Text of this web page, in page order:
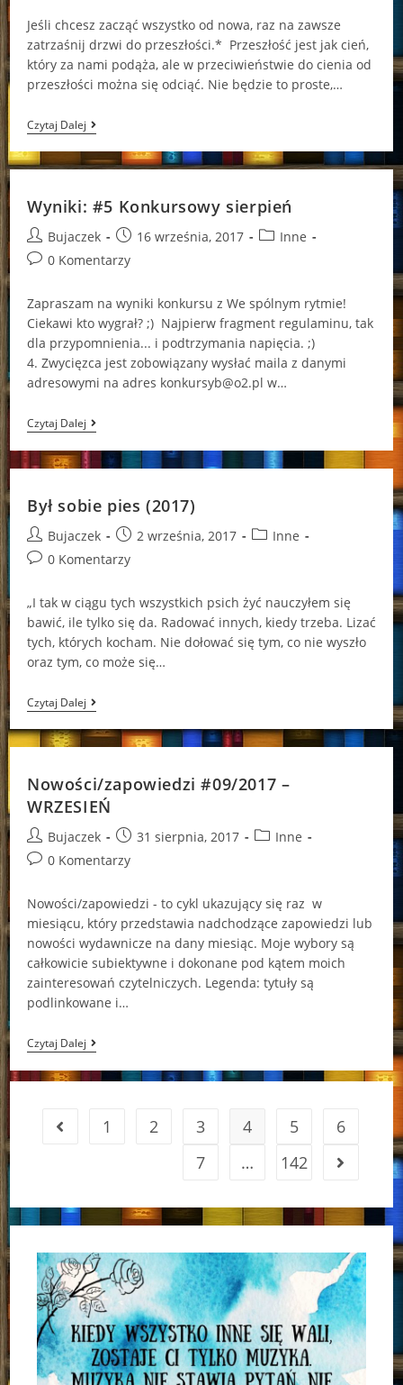
Jeśli chcesz zacząć wszystko od nowa, raz na zawsze
zatrzaśnij drzwi do przeszłości.* Przeszłość jest jak cień,
który za nami podąża, ale w przeciwieństwie do cienia od
przeszłości można się odciąć. Nie będzie to proste,…
Czytaj DalejGorzki
Smak
Rozczarowania
Wyniki: #5 Konkursowy sierpień
Post
author:
Bujaczek
Post
published:
16 września, 2017
PostInne
Post0 Komentarzy
Zapraszam na wyniki konkursu z We spólnym rytmie!
Ciekawi kto wygrał? ;) Najpierw fragment regulaminu, tak
dla przypomnienia... i podtrzymania napięcia. ;)
4. Zwycięzca jest zobowiązany wysłać maila z danymi
adresowymi na adres konkursyb@o2.pl w…
Czytaj DalejWyniki:
#5
Konkursowy
Sierpień
Był sobie pies (2017)
Post
author:
Bujaczek
Post
published:
2 września, 2017
PostInne
Post0 Komentarzy
„I tak w ciągu tych wszystkich psich żyć nauczyłem się
bawić, ile tylko się da. Radować innych, kiedy trzeba. Lizać
tych, których kocham. Nie dołować się tym, co nie wyszło
oraz tym, co może się…
Czytaj DalejBył
Sobie
Pies
(2017)
Nowości/zapowiedzi #09/2017 –
WRZESIEŃ
Post
author:
Bujaczek
Post
published:
31 sierpnia, 2017
PostInne
Post0 Komentarzy
Nowości/zapowiedzi - to cykl ukazujący się raz w
miesiącu, który przedstawia nadchodzące zapowiedzi lub
nowości wydawnicze na dany miesiąc. Moje wybory są
całkowicie subiektywne i dokonane pod kątem moich
zainteresowań czytelniczych. Legenda: tytuły są
podlinkowane i…
Czytaj DalejNowości/zapowiedzi
#09/2017
–
WRZESIEŃ
Go to the previous page
1 2 3 4 5
6
7
… 142 Go to the